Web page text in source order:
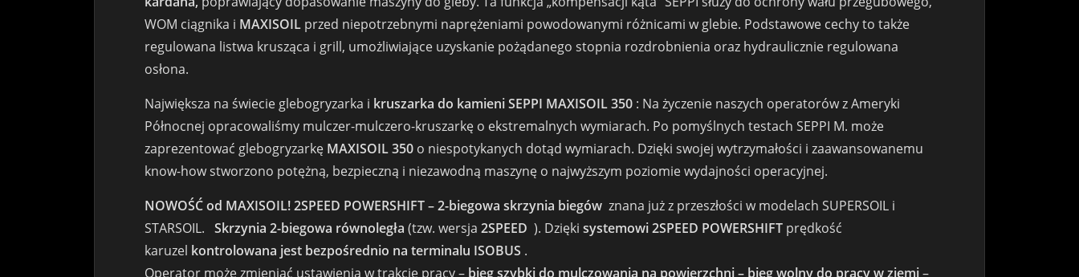
WOM ciągnika i MAXISOIL przed niepotrzebnymi naprężeniami powodowanymi różnicami w glebie. Podstawowe cechy to także
regulowana listwa krusząca i grill, umożliwiające uzyskanie pożądanego stopnia rozdrobnienia oraz hydraulicznie regulowana
osłona.
Największa na świecie glebogryzarka i kruszarka do kamieni SEPPI MAXISOIL350 : Na życzenie naszych operatorów z Ameryki
Północnej opracowaliśmy mulczer-mulczero-kruszarkę o ekstremalnych wymiarach. Po pomyślnych testach SEPPI M. może
zaprezentować glebogryzarkę MAXISOIL 350 o niespotykanych dotąd wymiarach. Dzięki swojej wytrzymałości i zaawansowanemu
know-how stworzono potężną, bezpieczną i niezawodną maszynę o najwyższym poziomie wydajności operacyjnej.
NOWOŚĆ od MAXISOIL! 2SPEED POWERSHIFT – 2-biegowa skrzynia biegów znana już z przeszłości w modelach SUPERSOIL i
STARSOIL. Skrzynia 2-biegowa równoległa (tzw. wersja 2SPEED ). Dzięki systemowi 2SPEED POWERSHIFT prędkość
karuzel kontrolowana jest bezpośrednio na terminalu ISOBUS .
Operator może zmieniać ustawienia w trakcie pracy – bieg szybki do mulczowania na powierzchni – bieg wolny do pracy w ziemi–